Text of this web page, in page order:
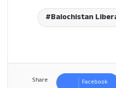
Balochistan
Share Facebook